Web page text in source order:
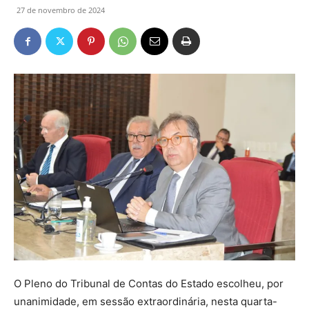
27 de novembro de 2024
O Pleno do Tribunal de Contas do Estado escolheu, por
unanimidade, em sessão extraordinária, nesta quarta-